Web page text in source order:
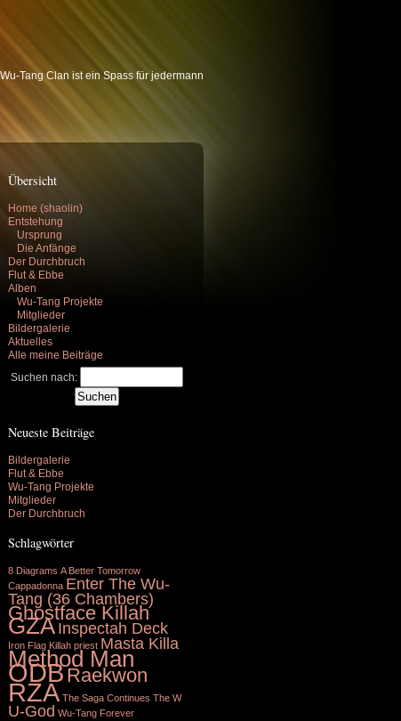
Tang Clan ist ein Spass für jedermann
Übersicht
Home (shaolin)
Entstehung
Ursprung
Die Anfänge
Der Durchbruch
Flut & Ebbe
Alben
Wu-Tang Projekte
Mitglieder
Bildergalerie
Aktuelles
Alle meine Beiträge
Suchen nach:
Neueste Beiträge
Bildergalerie
Flut & Ebbe
Wu-Tang Projekte
Mitglieder
Der Durchbruch
Schlagwörter
8 Diagrams A Better Tomorrow
Cappadonna Enter The Wu-
Tang (36 Chambers)
Ghostface Killah
GZA Inspectah Deck
Iron Flag Killah priest Masta Killa
Method Man
ODBRaekwon
RZA The Saga Continues The W
U-God Wu-Tang Forever